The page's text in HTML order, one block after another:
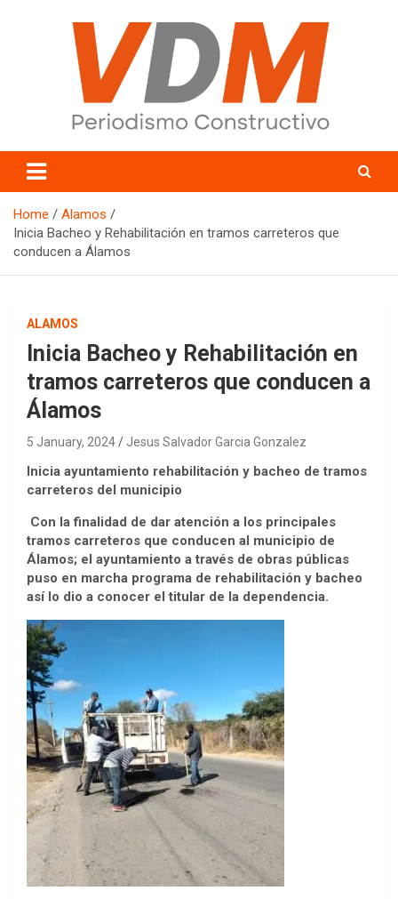
valledelmayo.com
Home
Alamos
Inicia Bacheo y Rehabilitación en tramos carreteros que
conducen a Álamos
ALAMOS
Inicia Bacheo y Rehabilitación en
tramos carreteros que conducen a
Álamos
5 January, 2024 Jesus Salvador Garcia Gonzalez
Inicia ayuntamiento rehabilitación y bacheo de tramos
carreteros del municipio
Con la finalidad de dar atención a los principales
tramos carreteros que conducen al municipio de
Álamos; el ayuntamiento a través de obras públicas
puso en marcha programa de rehabilitación y bacheo
así lo dio a conocer el titular de la dependencia.